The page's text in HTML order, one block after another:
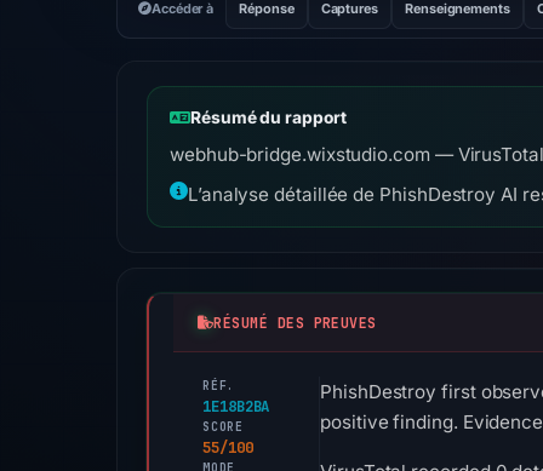
Accéder à Réponse Captures Renseignements
Résumé du rapport
webhub-bridge.wixstudio.com —
L’analyse détaillée de PhishDestroy AI
RÉSUMÉ DES PREUVES
RÉF.
1E18B2BA
SCORE
55/100
PhishDestroy first
positive finding.